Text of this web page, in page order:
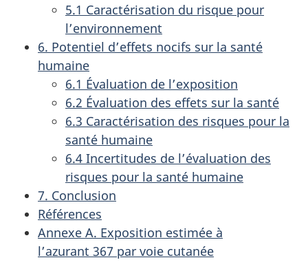
5.1 Caractérisation du risque pour
l’environnement
6. Potentiel d’effets nocifs sur la santé
humaine
6.1 Évaluation de l’exposition
6.2 Évaluation des effets sur la santé
6.3 Caractérisation des risques pour la
santé humaine
6.4 Incertitudes de l’évaluation des
risques pour la santé humaine
7. Conclusion
Références
Annexe A. Exposition estimée à
l’azurant 367 par voie cutanée